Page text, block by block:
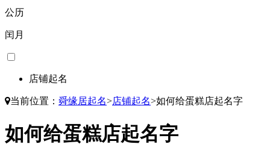
公历
闰月
店铺起名
当前位置： 舜缘居起名>店铺起名>如何给蛋糕店起名字
如何给蛋糕店起名字